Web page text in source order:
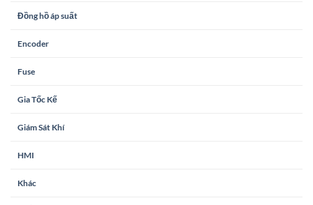
Đồng hồ áp suất
Encoder
Fuse
Gia Tốc Kế
Giám Sát Khí
HMI
Khác